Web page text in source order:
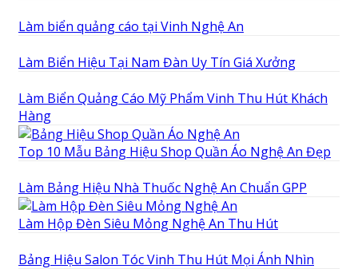
Làm biển quảng cáo tại Vinh Nghệ An
Làm Biển Hiệu Tại Nam Đàn Uy Tín Giá Xưởng
Làm Biển Quảng Cáo Mỹ Phẩm Vinh Thu Hút Khách
Hàng
Top 10 Mẫu Bảng Hiệu Shop Quần Áo Nghệ An Đẹp
Làm Bảng Hiệu Nhà Thuốc Nghệ An Chuẩn GPP
Làm Hộp Đèn Siêu Mỏng Nghệ An Thu Hút
Bảng Hiệu Salon Tóc Vinh Thu Hút Mọi Ánh Nhìn